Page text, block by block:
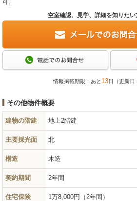
可。
空室確認、見学、詳細を知りたい
情報掲載期限：あと 13日（更新日
その他物件概要
建物の階建 地上2階建
主要採光面 北
構造 木造
契約期間 2年間
住宅保険 1万8,000円（2年間）